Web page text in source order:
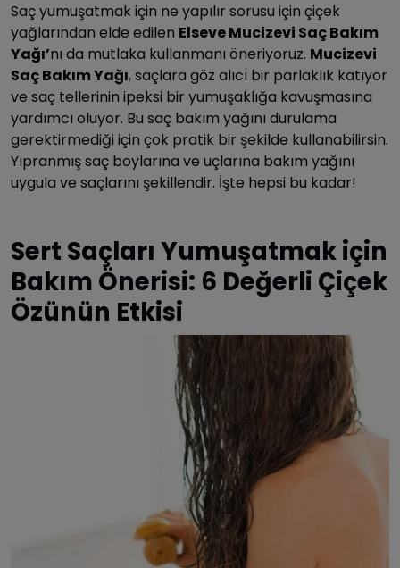
Saç yumuşatmak için ne yapılır sorusu için çiçek
yağlarından elde edilen Elseve Mucizevi Saç Bakım
Yağı’nı da mutlaka kullanmanı öneriyoruz. Mucizevi
Saç Bakım Yağı, saçlara göz alıcı bir parlaklık katıyor
ve saç tellerinin ipeksi bir yumuşaklığa kavuşmasına
yardımcı oluyor. Bu saç bakım yağını durulama
gerektirmediği için çok pratik bir şekilde kullanabilirsin.
Yıpranmış saç boylarına ve uçlarına bakım yağını
uygula ve saçlarını şekillendir. İşte hepsi bu kadar!
Sert Saçları Yumuşatmak için
Bakım Önerisi: 6 Değerli Çiçek
Özünün Etkisi